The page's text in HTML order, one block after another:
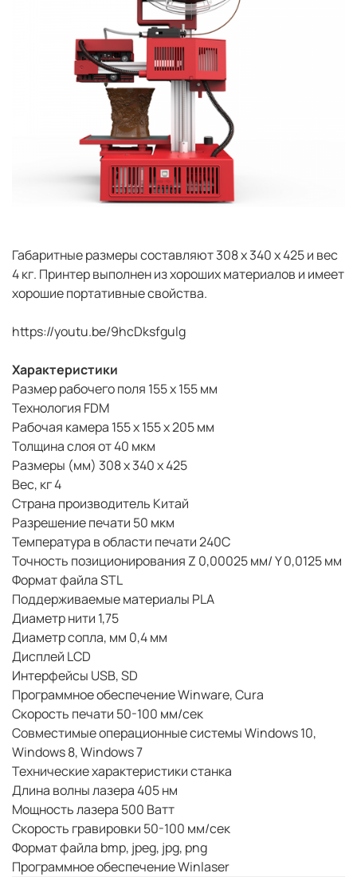
Габаритные размеры составляют 308 х 340 х 425 и вес
4 кг. Принтер выполнен из хороших материалов и имеет
хорошие портативные свойства.
https://youtu.be/9hcDksfgulg
Характеристики
Размер рабочего поля 155 х 155 мм
Технология FDM
Рабочая камера 155 х 155 х 205 мм
Толщина слоя от 40 мкм
Размеры (мм) 308 х 340 х 425
Вес, кг 4
Страна производитель Китай
Разрешение печати 50 мкм
Температура в области печати 240С
Точность позиционирования Z 0,00025 мм/ Y 0,0125 мм
Формат файла STL
Поддерживаемые материалы PLA
Диаметр нити 1,75
Диаметр сопла, мм 0,4 мм
Дисплей LCD
Интерфейсы USB, SD
Программное обеспечение Winware, Cura
Скорость печати 50-100 мм/сек
Совместимые операционные системы Windows 10,
Windows 8, Windows 7
Технические характеристики станка
Длина волны лазера 405 нм
Мощность лазера 500 Ватт
Скорость гравировки 50-100 мм/сек
Формат файла bmp, jpeg, jpg, png
Программное обеспечение Winlaser